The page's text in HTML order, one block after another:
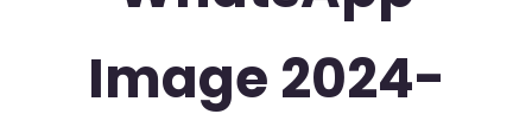
Image 2024-